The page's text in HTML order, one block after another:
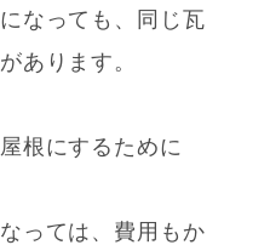
なっても、同じ瓦
あります。
根にするために
っては、費用もか